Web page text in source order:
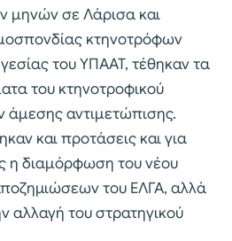
μηνών σε Λάρισα και
κτηνοτρόφων
του ΥΠΑΑΤ, τέθηκαν τα
του κτηνοτροφικού
άμεσης αντιμετώπισης.
και προτάσεις και για
η διαμόρφωση του νέου
του ΕΛΓΑ, αλλά
αλλαγή του στρατηγικού